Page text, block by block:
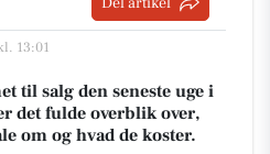
13:01
til salg den seneste uge i
det fulde overblik over,
om og hvad de koster.